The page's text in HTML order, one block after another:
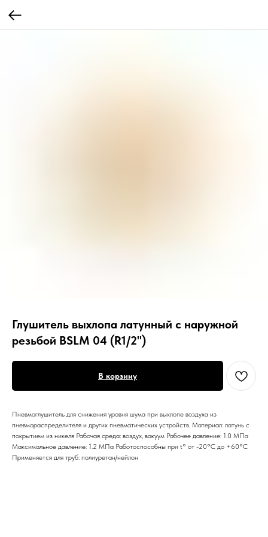
Глушитель выхлопа латунный с наружной
резьбой BSLM 04 (R1/2")
В корзину
Пневмоглушитель для снижения уровня шума при выхлопе воздуха из
пневмораспределителя и других пневматических устройств. Материал: латунь с
покрытием из никеля Рабочая среда: воздух, вакуум Рабочее давление: 1.0 МПа
Максимальное давление: 1.2 МПа Работоспособны при t° от -20°С до +60°С
Применяется для труб: полиуретан/нейлон